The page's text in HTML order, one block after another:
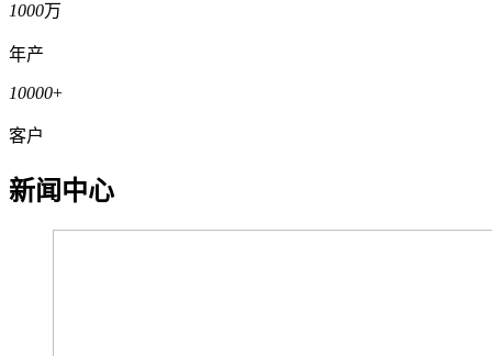
1000万
年产
10000+
客户
新闻中心